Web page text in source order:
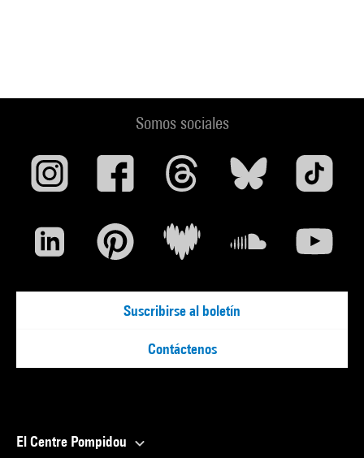
Somos sociales
Suscribirse al boletín
Contáctenos
El Centre Pompidou